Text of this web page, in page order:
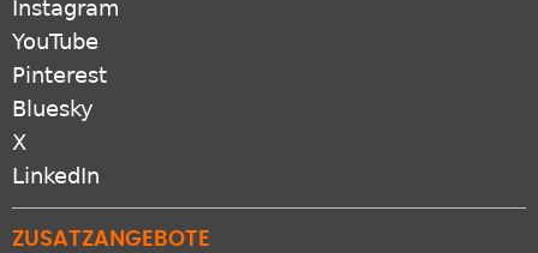
YouTube
Pinterest
Bluesky
X
LinkedIn